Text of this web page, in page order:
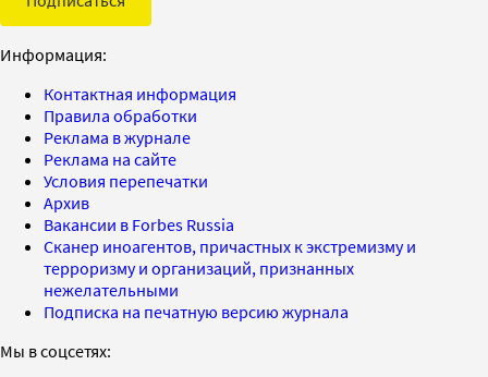
Информация:
Контактная информация
Правила обработки
Реклама в журнале
Реклама на сайте
Условия перепечатки
Архив
Вакансии в Forbes Russia
Сканер иноагентов, причастных к экстремизму и
терроризму и организаций, признанных
нежелательными
Подписка на печатную версию журнала
Мы в соцсетях: